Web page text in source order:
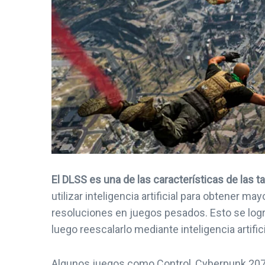
El DLSS es una de las características de las
utilizar inteligencia artificial para obtener
resoluciones en juegos pesados. Esto se
luego reescalarlo mediante inteligencia
NOTICIAS